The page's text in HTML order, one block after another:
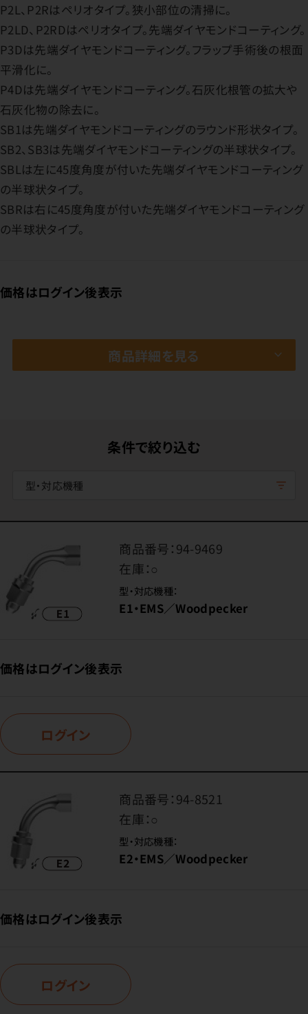
P2L、P2Rはペリオタイプ。狭小部位の清掃に。
P2LD、P2RDはペリオタイプ。先端ダイヤモンドコーティング。
P3Dは先端ダイヤモンドコーティング。フラップ手術後の根面
平滑化に。
P4Dは先端ダイヤモンドコーティング。石灰化根管の拡大や
石灰化物の除去に。
SB1は先端ダイヤモンドコーティングのラウンド形状タイプ。
SB2、SB3は先端ダイヤモンドコーティングの半球状タイプ。
SBLは左に45度角度が付いた先端ダイヤモンドコーティング
の半球状タイプ。
SBRは右に45度角度が付いた先端ダイヤモンドコーティング
の半球状タイプ。
価格はログイン後表示
商品詳細を見る
条件で絞り込む
型・対応機種
商品番号：94-9469
在庫：○
型・対応機種：
E1・EMS／Woodpecker
価格はログイン後表示
ログイン
商品番号：94-8521
在庫：○
型・対応機種：
E2・EMS／Woodpecker
価格はログイン後表示
ログイン